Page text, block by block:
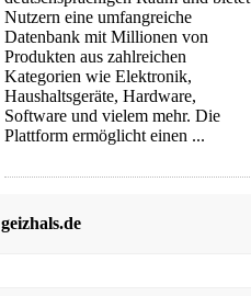
Nutzern eine umfangreiche
Datenbank mit Millionen von
Produkten aus zahlreichen
Kategorien wie Elektronik,
Haushaltsgeräte, Hardware,
Software und vielem mehr. Die
Plattform ermöglicht einen ...
geizhals.de